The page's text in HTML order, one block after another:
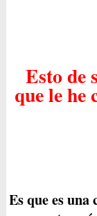
Esto de
que le
Es que es una